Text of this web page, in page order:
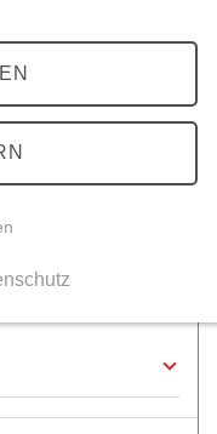
auf sichere
Die Webseite